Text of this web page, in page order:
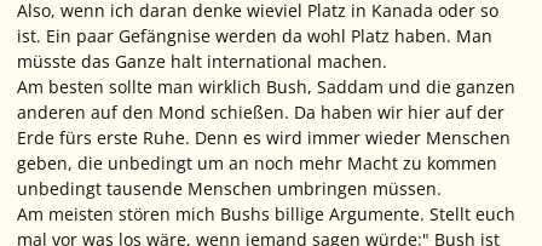
Also, wenn ich daran denke wieviel Platz in Kanada oder so
ist. Ein paar Gefängnise werden da wohl Platz haben. Man
müsste das Ganze halt international machen.
Am besten sollte man wirklich Bush, Saddam und die ganzen
anderen auf den Mond schießen. Da haben wir hier auf der
Erde fürs erste Ruhe. Denn es wird immer wieder Menschen
geben, die unbedingt um an noch mehr Macht zu kommen
unbedingt tausende Menschen umbringen müssen.
Am meisten stören mich Bushs billige Argumente. Stellt euch
mal vor was los wäre, wenn jemand sagen würde:" Bush ist